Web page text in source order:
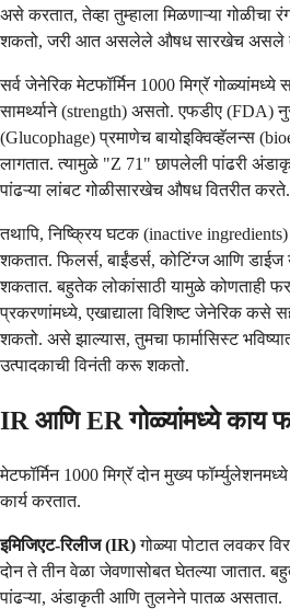
असे करतात, तेव्हा तुम्हाला मिळणाऱ्या गोळीचा
शकतो, जरी आत असलेले औषध सारखेच असले
सर्व जेनेरिक मेटफॉर्मिन 1000 मिग्रॅ
सामर्थ्याने (strength) असतो. एफडीए (FDA)
(Glucophage) प्रमाणेच बायोइक्विव्हॅलन्स
लागतात. त्यामुळे "Z 71" छापलेली पांढरी
पांढऱ्या लांबट गोळीसारखेच औषध वितरीत करते.
तथापि, निष्क्रिय घटक (inactive
शकतात. फिलर्स, बाईंडर्स, कोटिंग्ज आणि डाईज
शकतात. बहुतेक लोकांसाठी यामुळे कोणताही
प्रकरणांमध्ये, एखाद्याला विशिष्ट जेनेरिक कसे
शकतो. असे झाल्यास, तुमचा फार्मासिस्ट
उत्पादकाची विनंती करू शकतो.
IR आणि ER गोळ्यांमध्ये काय
मेटफॉर्मिन 1000 मिग्रॅ दोन मुख्य
कार्य करतात.
इमिजिएट-रिलीज (IR)गोळ्या पोटात लवकर
दोन ते तीन वेळा जेवणासोबत घेतल्या जातात.
पांढऱ्या, अंडाकृती आणि तुलनेने पातळ असतात.